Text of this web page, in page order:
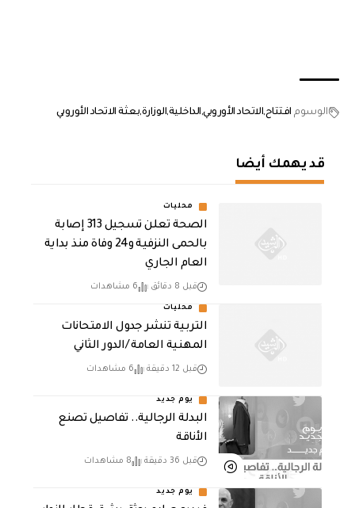
الوسوم افتتاح الاتحاد الأوروبي الداخليةالوزارةبعثة الاتحاد الأوروبي
قد يهمك أيضا
محليات
الصحة تعلن تسجيل 313 إصابة
بالحمى النزفية و24 وفاة منذ بداية
العام الجاري
قبل 8 دقائق 6 مشاهدات
محليات
التربية تنشر جدول الامتحانات
المهنية العامة /الدور الثاني
قبل 12 دقيقة 6 مشاهدات
يوم جديد
البدلة الرجالية.. تفاصيل تصنع
الأناقة
قبل 36 دقيقة 8 مشاهدات
يوم جديد